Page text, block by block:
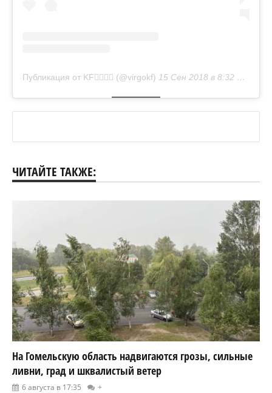
Публикация от KF (@virgokf) 15 Сен 2018 в 8:32 PDT
ЧИТАЙТЕ ТАКЖЕ:
На Гомельскую область надвигаются грозы, сильные
ливни, град и шквалистый ветер
6 августа в 17:35 +